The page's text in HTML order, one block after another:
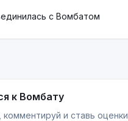
с Вомбатом
к Вомбату
и ставь оценки